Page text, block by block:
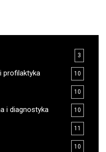
3
profilaktyka 10
10
i diagnostyka 10
11
10